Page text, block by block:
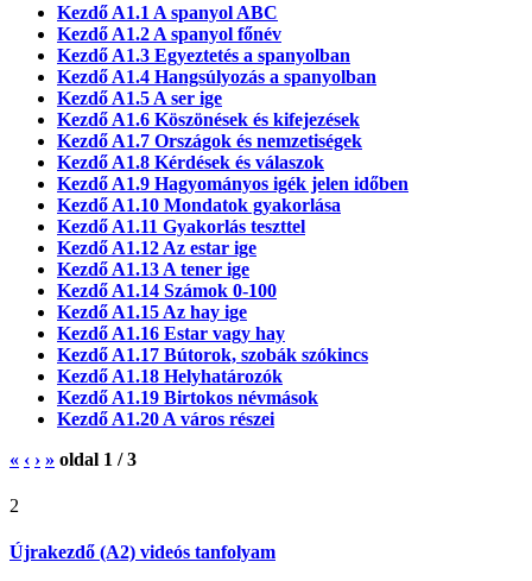
Kezdő A1.1 A spanyol ABC
Kezdő A1.2 A spanyol főnév
Kezdő A1.3 Egyeztetés a spanyolban
Kezdő A1.4 Hangsúlyozás a spanyolban
Kezdő A1.5 A ser ige
Kezdő A1.6 Köszönések és kifejezések
Kezdő A1.7 Országok és nemzetiségek
Kezdő A1.8 Kérdések és válaszok
Kezdő A1.9 Hagyományos igék jelen időben
Kezdő A1.10 Mondatok gyakorlása
Kezdő A1.11 Gyakorlás teszttel
Kezdő A1.12 Az estar ige
Kezdő A1.13 A tener ige
Kezdő A1.14 Számok 0-100
Kezdő A1.15 Az hay ige
Kezdő A1.16 Estar vagy hay
Kezdő A1.17 Bútorok, szobák szókincs
Kezdő A1.18 Helyhatározók
Kezdő A1.19 Birtokos névmások
Kezdő A1.20 A város részei
« ‹ › » oldal 1 /3
2
Újrakezdő (A2) videós tanfolyam